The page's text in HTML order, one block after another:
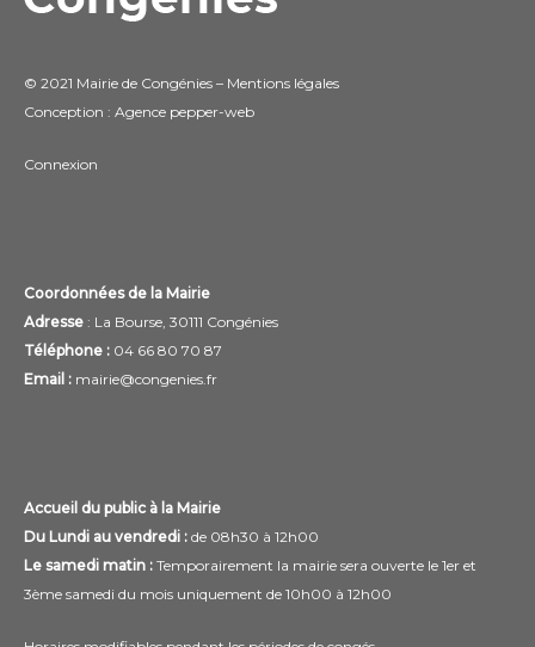
© 2021 Mairie de Congénies – Mentions légales
Conception : Agence pepper-web
Connexion
Coordonnées de la Mairie
Adresse : La Bourse, 30111 Congénies
Téléphone : 04 66 80 70 87
Email : mairie@congenies.fr
Accueil du public à la Mairie
Du Lundi au vendredi : de 08h30 à 12h00
Le samedi matin : Temporairement la mairie sera ouverte le 1er et
3ème samedi du mois uniquement de 10h00 à 12h00